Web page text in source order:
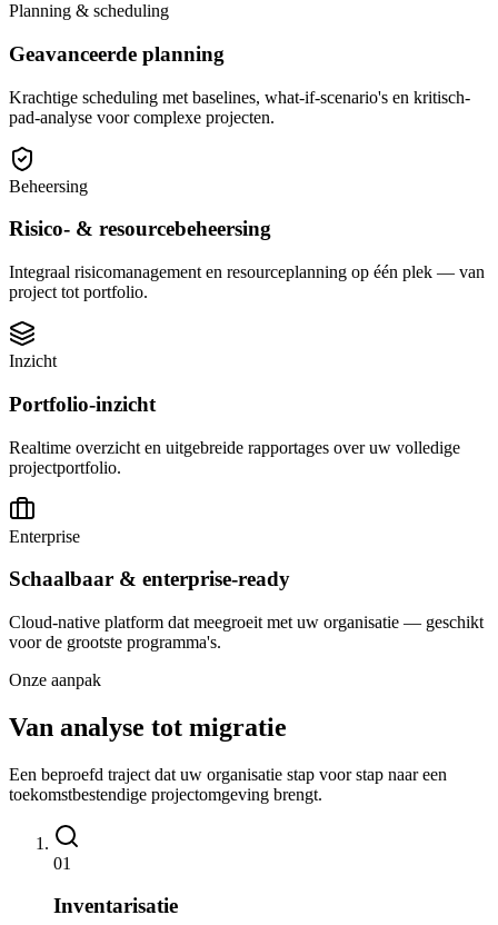
Planning & scheduling
Geavanceerde planning
Krachtige scheduling met baselines, what-if-scenario's en kritisch-
pad-analyse voor complexe projecten.
Beheersing
Risico- & resourcebeheersing
Integraal risicomanagement en resourceplanning op één plek — van
project tot portfolio.
Inzicht
Portfolio-inzicht
Realtime overzicht en uitgebreide rapportages over uw volledige
projectportfolio.
Enterprise
Schaalbaar & enterprise-ready
Cloud-native platform dat meegroeit met uw organisatie — geschikt
voor de grootste programma's.
Onze aanpak
Van analyse tot migratie
Een beproefd traject dat uw organisatie stap voor stap naar een
toekomstbestendige projectomgeving brengt.
01
Inventarisatie